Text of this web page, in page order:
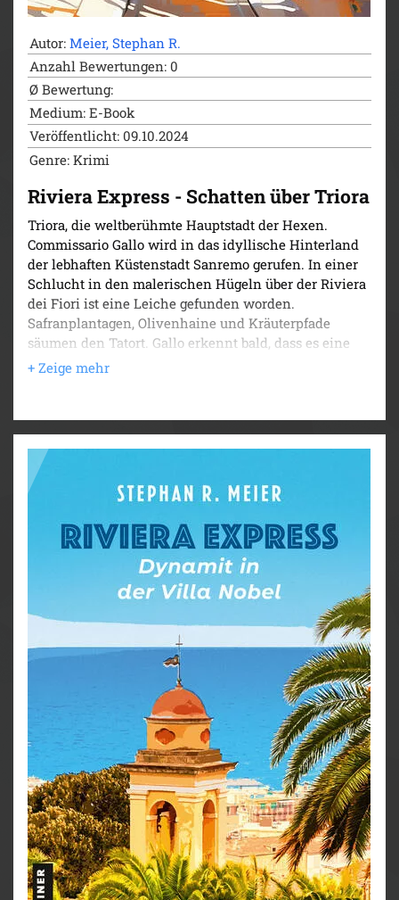
Autor: Meier, Stephan R.
Anzahl Bewertungen: 0
Ø Bewertung:
Medium: E-Book
Veröffentlicht: 09.10.2024
Genre: Krimi
Riviera Express - Schatten über Triora
Triora, die weltberühmte Hauptstadt der Hexen.
Commissario Gallo wird in das idyllische Hinterland
der lebhaften Küstenstadt Sanremo gerufen. In einer
Schlucht in den malerischen Hügeln über der Riviera
dei Fiori ist eine Leiche gefunden worden.
Safranplantagen, Olivenhaine und Kräuterpfade
säumen den Tatort. Gallo erkennt bald, dass es eine
Verbindung zwischen dem Toten und einer
vermissten Naturforscherin gibt. Hatte sie gehofft, die
und Heilpflanzen von Triora zu entdecken, für die im
angeklagt wurden?